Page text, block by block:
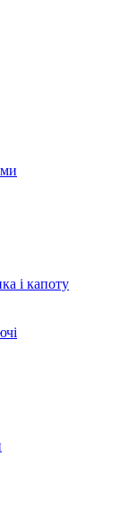
і капоту